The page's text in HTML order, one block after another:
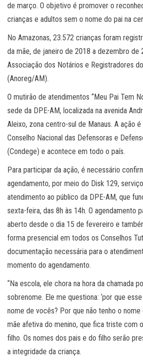
de março. O objetivo é promover o
crianças e adultos sem o nome do pai na
No Amazonas, 23.572 crianças foram
da mãe, de janeiro de 2018 a dezembro de
Associação dos Notários e Registradores
(Anoreg/AM).
O mutirão de atendimentos “Meu Pai Tem
sede da DPE-AM, localizada na avenida
Aleixo, zona centro-sul de Manaus. A ação
Conselho Nacional das Defensoras e
(Condege) e acontece em todo o país.
Para participar da ação, é necessário
agendamento, por meio do Disk 129,
atendimento ao público da DPE-AM, que
sexta-feira, das 8h às 14h. O agendamento
aberto desde o dia 15 de fevereiro e
forma presencial em todos os Conselhos
documentação necessária para o
momento do agendamento.
“Na escola, ele chora na hora da chamada
sobrenome. Ele me questiona: ‘por que
nome de vocês? Por que não tenho o nome
mãe afetiva do menino, que fica triste com
filho. Os nomes dos pais e do filho serão
a integridade da criança.